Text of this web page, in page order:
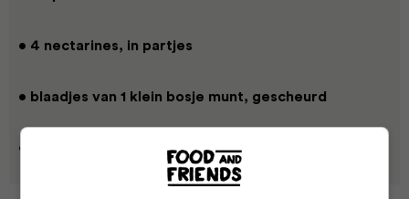
• 4 nectarines, in partjes
• blaadjes van 1 klein bosje munt, gescheurd
• 50 g geroosterde amandelen, grof gehakt